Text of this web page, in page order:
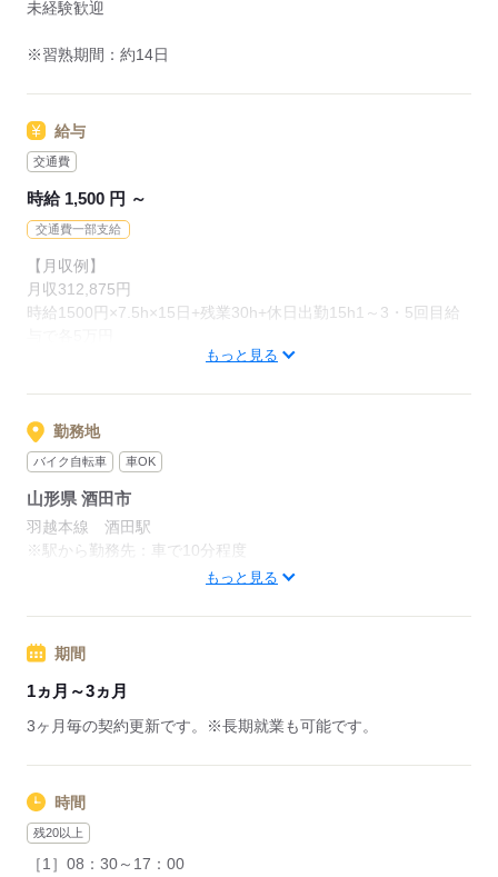
資格支援制度あり♪玉掛・クレーンの資格取得が可能です！お持
未経験歓迎
※習熟期間：約14日
給与
交通費
時給 1,500 円 ～
交通費一部支給
【月収例】
月収312,875円
時給1500円×7.5h×15日+残業30h+休日出勤15h1～3・5回目給
kkw_bcov2105
kkw_bcov2106
もっと見る
勤務地
バイク自転車 車OK
山形県 酒田市
羽越本線 酒田駅
※駅から勤務先：車で10分程度
【交通手段】徒歩、自転車、バイク、私有車
もっと見る
期間
1ヵ月～3ヵ月
3ヶ月毎の契約更新です。※長期就業も可能です。
時間
残20以上
［1］08：30～17：00